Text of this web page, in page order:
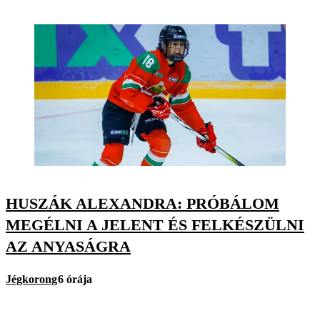
HUSZÁK ALEXANDRA: PRÓBÁLOM
MEGÉLNI A JELENT ÉS FELKÉSZÜLNI
AZ ANYASÁGRA
Jégkorong6 órája